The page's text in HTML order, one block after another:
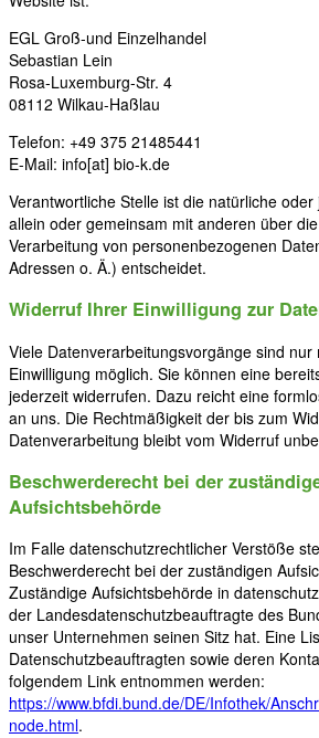
EGL Groß-und Einzelhandel
Sebastian Lein
Rosa-Luxemburg-Str. 4
08112 Wilkau-Haßlau
Telefon: +49 375 21485441
E-Mail: info[at] bio-k.de
Verantwortliche Stelle ist die natürliche
allein oder gemeinsam mit anderen über
Verarbeitung von personenbezogenen
Adressen o. Ä.) entscheidet.
Widerruf Ihrer Einwilligung zur
Viele Datenverarbeitungsvorgänge sind
Einwilligung möglich. Sie können eine
jederzeit widerrufen. Dazu reicht eine
an uns. Die Rechtmäßigkeit der bis zum
Datenverarbeitung bleibt vom Widerruf
Beschwerderecht bei der
Aufsichtsbehörde
Im Falle datenschutzrechtlicher Verstöße
Beschwerderecht bei der zuständigen
Zuständige Aufsichtsbehörde in
der Landesdatenschutzbeauftragte des
unser Unternehmen seinen Sitz hat. Eine
Datenschutzbeauftragten sowie deren
folgendem Link entnommen werden:
https://www.bfdi.bund.de/DE/Infothek/
node.html.